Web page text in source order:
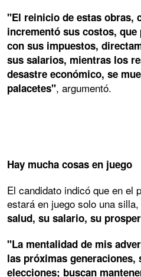
"El reinicio de estas obras,
incrementó sus costos, que
con sus impuestos,
sus salarios, mientras los
desastre económico, se
palacetes", argumentó.
Hay mucha cosas en juego
El candidato indicó que en el
estará en juego solo una silla,
salud, su salario, su
"La mentalidad de mis
las próximas
elecciones; buscan